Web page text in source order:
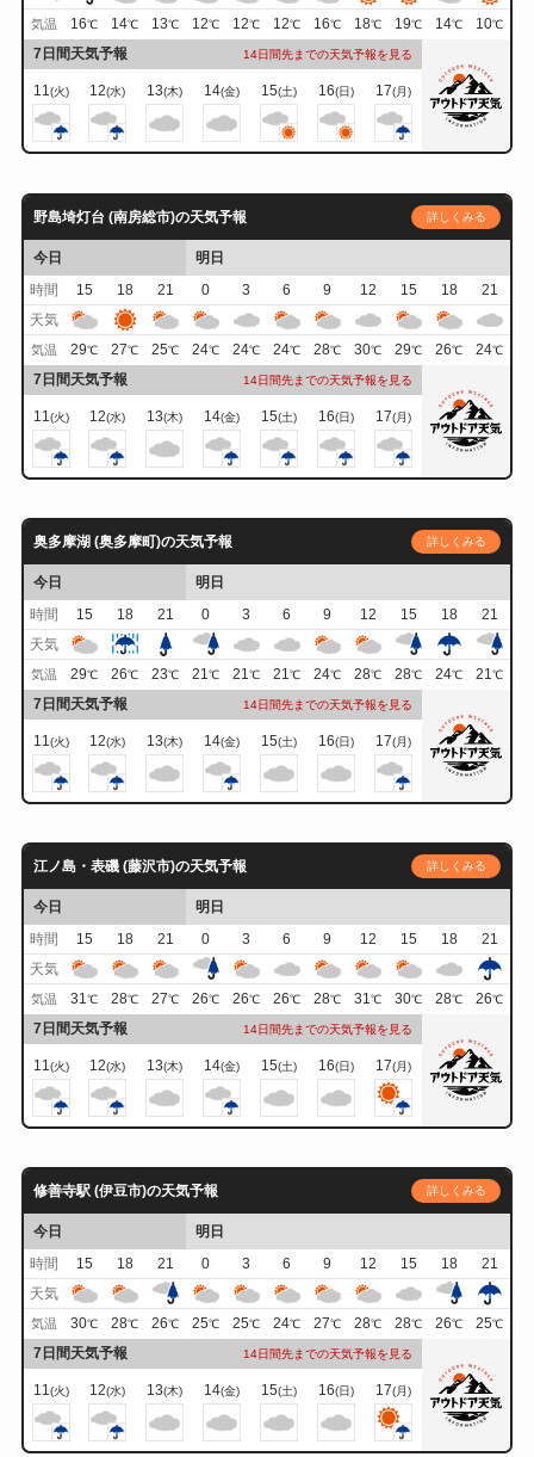
気温 16℃ 14℃ 13℃ 12℃ 12℃ 12℃ 16℃ 18℃ 19℃ 14℃ 10℃
7日間天気予報 14日間先までの天気予報を見る
11(火) 12(水) 13(木) 14(金) 15(土) 16(日) 17(月)
野島埼灯台 (南房総市)の天気予報 詳しくみる
今日
明日
時間
15 18 21 0 3 6 9 12 15 18
21
天気
気温 29℃ 27℃ 25℃ 24℃ 24℃ 24℃ 28℃ 30℃ 29℃ 26℃ 24℃
7日間天気予報 14日間先までの天気予報を見る
11(火) 12(水) 13(木) 14(金) 15(土) 16(日) 17(月)
奥多摩湖 (奥多摩町)の天気予報 詳しくみる
今日
明日
時間
15 18 21 0 3 6 9 12 15 18
21
天気
気温 29℃ 26℃ 23℃ 21℃ 21℃ 21℃ 24℃ 28℃ 28℃ 24℃ 21℃
7日間天気予報 14日間先までの天気予報を見る
11(火) 12(水) 13(木) 14(金) 15(土) 16(日) 17(月)
江ノ島・表磯 (藤沢市)の天気予報 詳しくみる
今日
明日
時間
15 18 21 0 3 6 9 12 15 18
21
天気
気温 31℃ 28℃ 27℃ 26℃ 26℃ 26℃ 28℃ 31℃ 30℃ 28℃ 26℃
7日間天気予報 14日間先までの天気予報を見る
11(火) 12(水) 13(木) 14(金) 15(土) 16(日) 17(月)
修善寺駅 (伊豆市)の天気予報 詳しくみる
今日
明日
時間
15 18 21 0 3 6 9 12 15 18
21
天気
気温 30℃ 28℃ 26℃ 25℃ 25℃ 24℃ 27℃ 28℃ 28℃ 26℃ 25℃
7日間天気予報 14日間先までの天気予報を見る
11(火) 12(水) 13(木) 14(金) 15(土) 16(日) 17(月)